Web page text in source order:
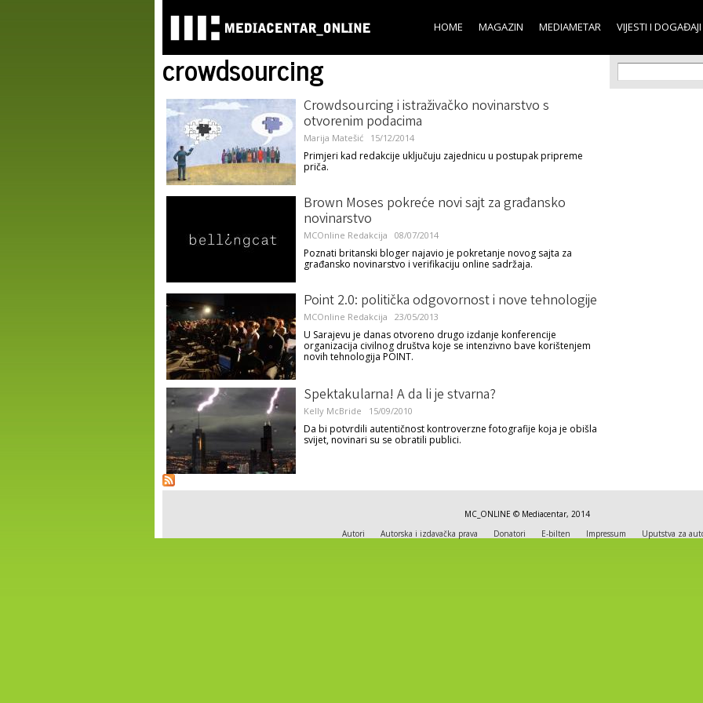
main
content
HOME MAGAZIN MEDIAMETAR VIJESTI I DOGAĐAJI
crowdsourcing
Crowdsourcing i istraživačko novinarstvo s
otvorenim podacima
Marija Matešić 15/12/2014
Primjeri kad redakcije uključuju zajednicu u postupak pripreme
priča.
Brown Moses pokreće novi sajt za građansko
novinarstvo
MCOnline Redakcija 08/07/2014
Poznati britanski bloger najavio je pokretanje novog sajta za
građansko novinarstvo i verifikaciju online sadržaja.
Point 2.0: politička odgovornost i nove tehnologije
MCOnline Redakcija 23/05/2013
U Sarajevu je danas otvoreno drugo izdanje konferencije
organizacija civilnog društva koje se intenzivno bave korištenjem
novih tehnologija POINT.
Spektakularna! A da li je stvarna?
Kelly McBride 15/09/2010
Da bi potvrdili autentičnost kontroverzne fotografije koja je obišla
svijet, novinari su se obratili publici.
Search
Search
MC_ONLINE © Mediacentar, 2014
Autori
Autorska i izdavačka prava Donatori E-bilten Impressum Uputstva za